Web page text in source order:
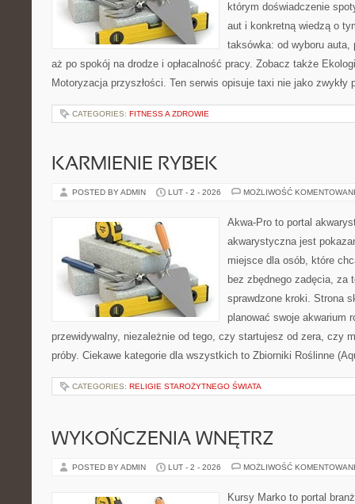
którym doświadczenie
aut i konkretną wiedzą o
taksówka: od wyboru
aż po spokój na drodze i opłacalność pracy. Zobacz także
Motoryzacja przyszłości. Ten serwis opisuje taxi nie jako
CATEGORIES: FITNESS A ZDROWIE
KARMIENIE RYBEK
POSTED BY ADMIN LUT - 2 - 2026 MOŻLIWOŚĆ
Akwa-Pro to portal
akwarystyczna jest
miejsce dla osób, które
bez zbędnego zadęcia, za
sprawdzone kroki. Strona
planować swoje akwarium
przewidywalny, niezależnie od tego, czy startujesz od zera, czy
próby. Ciekawe kategorie dla wszystkich to Zbiorniki Roślinne
CATEGORIES: RELIGIE STAROŻYTNEGO ŚWIATA
WYKOŃCZENIA WNĘTRZ
POSTED BY ADMIN LUT - 2 - 2026 MOŻLIWOŚĆ
Kursy Marko to portal